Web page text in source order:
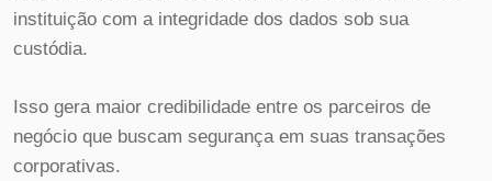
instituição com a integridade dos dados sob sua
custódia.
Isso gera maior credibilidade entre os parceiros de
negócio que buscam segurança em suas transações
corporativas.